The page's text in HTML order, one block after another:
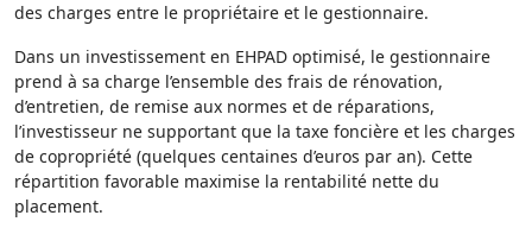
des charges entre le propriétaire et le gestionnaire.
Dans un investissement en EHPAD optimisé, le gestionnaire
prend à sa charge l’ensemble des frais de rénovation,
d’entretien, de remise aux normes et de réparations,
l’investisseur ne supportant que la taxe foncière et les charges
de copropriété (quelques centaines d’euros par an). Cette
répartition favorable maximise la rentabilité nette du
placement.